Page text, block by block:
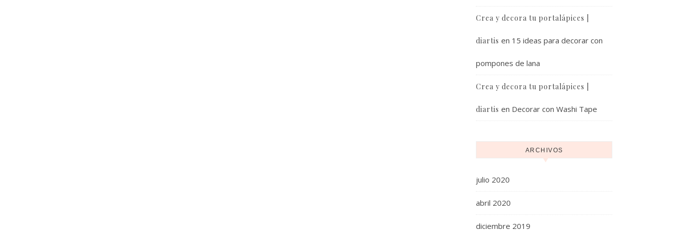
Crea y decora tu portalápices |
diartis en 15 ideas para decorar con
pompones de lana
Crea y decora tu portalápices |
diartis en Decorar con Washi Tape
ARCHIVOS
julio 2020
abril 2020
diciembre 2019